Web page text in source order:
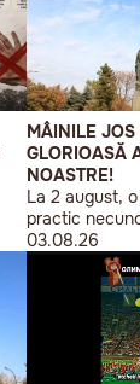
MÂINILE
GLORIOASĂ
NOASTRE!
La 2 august,
practic
publice,
Studenților
organizat la
acțiune de
sub sloganul
Europeană
sovietice”.
03.08.26